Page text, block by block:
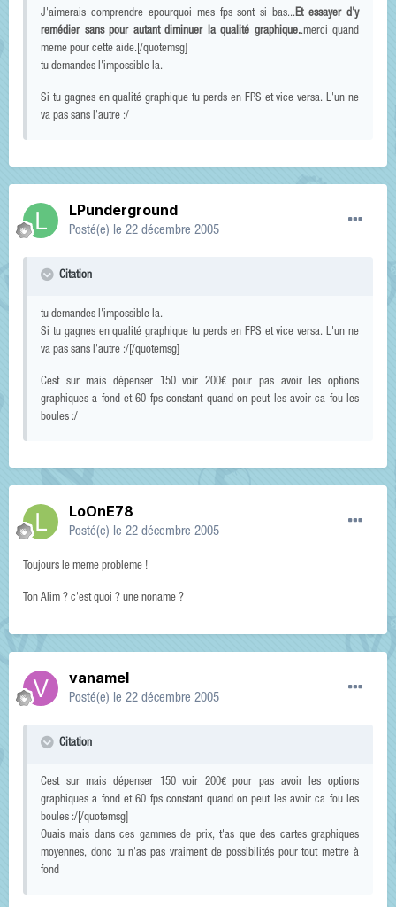
J'aimerais comprendre epourquoi mes fps sont si bas...Et essayer d'y
remédier sans pour autant diminuer la qualité graphique..merci quand
meme pour cette aide.[/quotemsg]
tu demandes l'impossible la.
Si tu gagnes en qualité graphique tu perds en FPS et vice versa. L'un ne
va pas sans l'autre :/
LPunderground
Posté(e) le 22 décembre 2005
Citation
tu demandes l'impossible la.
Si tu gagnes en qualité graphique tu perds en FPS et vice versa. L'un ne
va pas sans l'autre :/[/quotemsg]
Cest sur mais dépenser 150 voir 200€ pour pas avoir les options
graphiques a fond et 60 fps constant quand on peut les avoir ca fou les
boules :/
LoOnE78
Posté(e) le 22 décembre 2005
Toujours le meme probleme !
Ton Alim ? c'est quoi ? une noname ?
vanamel
Posté(e) le 22 décembre 2005
Citation
Cest sur mais dépenser 150 voir 200€ pour pas avoir les options
graphiques a fond et 60 fps constant quand on peut les avoir ca fou les
boules :/[/quotemsg]
Ouais mais dans ces gammes de prix, t'as que des cartes graphiques
moyennes, donc tu n'as pas vraiment de possibilités pour tout mettre à
fond